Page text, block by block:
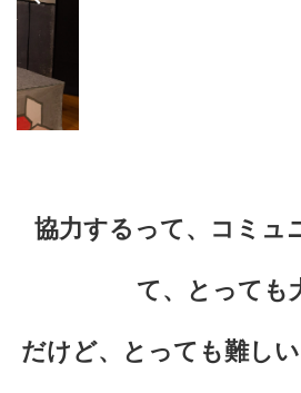
協力するって、コミュ
て、とっても
だけど、とっても難し